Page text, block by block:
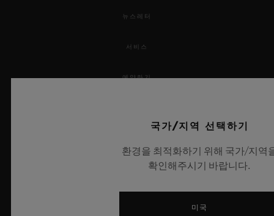
뉴스레터
서비스
예약하기
국가/지역 선택하기
환경을 최적화하기 위해 국가/지역
확인해주시기 바랍니다.
미국